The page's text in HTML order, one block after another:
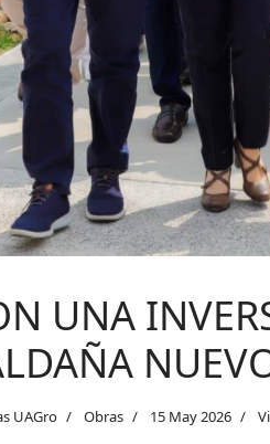
UNA
UAGro Obras 15 May 2026